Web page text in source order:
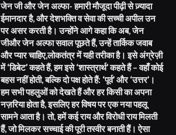
जेन जी और जेन अल्फा- हमारी मौजूदा पीढ़ी से ज़्यादा
ईमानदार है, और देशभक्ति व सेवा की सच्ची अपील उन
पर असर करती है। उन्होंने आगे कहा कि अब, जेन
जीऔर जेन अल्फा सवाल पूछते हैं, उन्हें तार्किक जवाब
और प्यार चाहिए,लोकतंत्र में यही तरीका है। इसे अंग्रेज़ी
में ‘डिबेट’ कहते हैं, हम इसे ‘शास्त्रार्थ’ कहते हैं – वहाँ कोई
बहस नहीं होती, बल्कि दो पक्ष होते हैं: ‘पूर्व’ और ‘उत्तर’।
हम सभी पहलुओं को देखते हैं और हर किसी का अपना
नज़रिया होता है, इसलिए हर विषय पर एक नया पहलू
सामने आता है। तो, हमें कई राय और विरोधी राय मिलती
हैं, जो मिलकर सच्चाई की पूरी तस्वीर बनाती हैं। ऐसा